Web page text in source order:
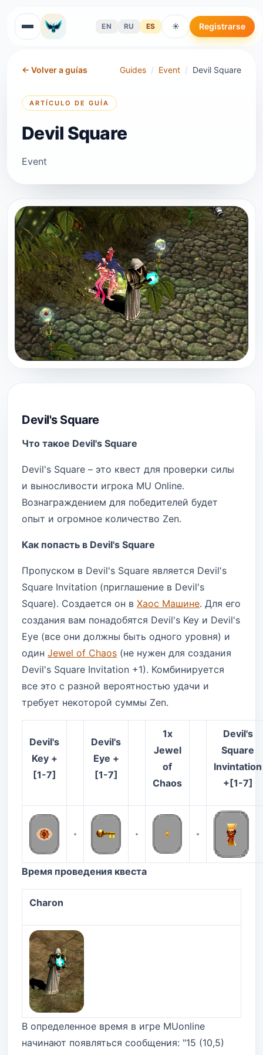
EN RU ES ☀ Registrarse
← Volver a guías Guides / Event / Devil Square
ARTÍCULO DE GUÍA
Devil Square
Event
Devil's Square
Что такое Devil's Square
Devil's Square – это квест для проверки силы
и выносливости игрока MU Online.
Вознаграждением для победителей будет
опыт и огромное количество Zen.
Как попасть в Devil's Square
Пропуском в Devil's Square является Devil's
Square Invitation (приглашение в Devil's
Square). Создается он в Хаос Машине. Для его
создания вам понадобятся Devil's Key и Devil's
Eye (все они должны быть одного уровня) и
один Jewel of Chaos (не нужен для создания
Devil's Square Invitation +1). Комбинируется
все это с разной вероятностью удачи и
требует некоторой суммы Zen.
Devil's
Key +
[1-7]
Devil's
Eye +
[1-7]
1x
Jewel
of
Chaos
Devil's
Square
Invintation
+[1-7]
Время проведения квеста
Charon
В определенное время в игре MUonline
начинают появляться сообщения: "15 (10,5)